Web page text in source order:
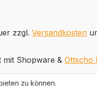
zzgl. Versandkosten
mit Shopware &Ottscho
zu können.